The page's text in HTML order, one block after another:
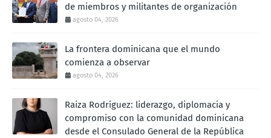
de miembros y militantes de organización
agosto 04, 2026
La frontera dominicana que el mundo
comienza a observar
agosto 04, 2026
Raiza Rodríguez: liderazgo, diplomacia y
compromiso con la comunidad dominicana
desde el Consulado General de la República